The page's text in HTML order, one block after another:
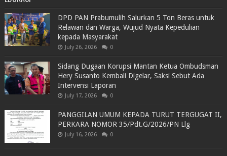
DPD PAN Prabumulih Salurkan 5 Ton Beras untuk
Relawan dan Warga, Wujud Nyata Kepedulian
kepada Masyarakat
July 26, 2026 0
Sidang Dugaan Korupsi Mantan Ketua Ombudsman
Hery Susanto Kembali Digelar, Saksi Sebut Ada
Intervensi Laporan
July 17, 2026 0
PANGGILAN UMUM KEPADA TURUT TERGUGAT II,
PERKARA NOMOR 35/Pdt.G/2026/PN Llg
July 16, 2026 0